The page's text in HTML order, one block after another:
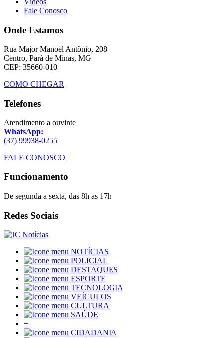
Fale Conosco
Onde Estamos
Rua Major Manoel Antônio, 208
Centro, Pará de Minas, MG
CEP: 35660-010
COMO CHEGAR
Telefones
Atendimento a ouvinte
WhatsApp:
(37) 99938-0255
FALE CONOSCO
Funcionamento
De segunda a sexta, das 8h as 17h
Redes Sociais
NOTÍCIAS
POLICIAL
DESTAQUES
ESPORTE
TECNOLOGIA
VEÍCULOS
CULTURA
SAÚDE
+
CIDADANIA